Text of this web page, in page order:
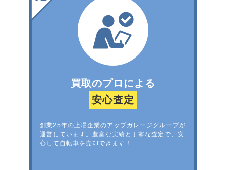
買取のプロによる
安心査定
創業25年の上場企業のアップガレージグループが
運営しています。豊富な実績と丁寧な査定で、安
心して自転車を売却できます！